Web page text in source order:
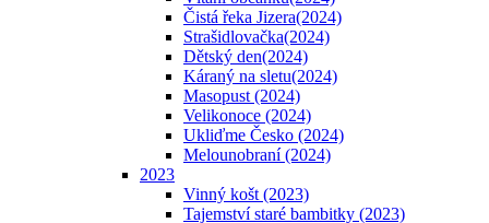
Čistá řeka Jizera(2024)
Strašidlovačka(2024)
Dětský den(2024)
Káraný na sletu(2024)
Masopust (2024)
Velikonoce (2024)
Ukliďme Česko (2024)
Melounobraní (2024)
2023
Vinný košt (2023)
Tajemství staré bambitky (2023)